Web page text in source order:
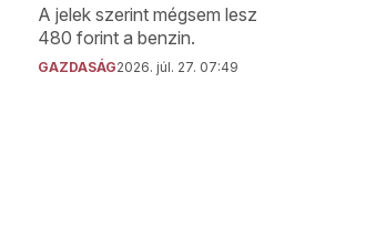
A jelek szerint mégsem lesz
480 forint a benzin.
GAZDASÁG2026. júl. 27. 07:49